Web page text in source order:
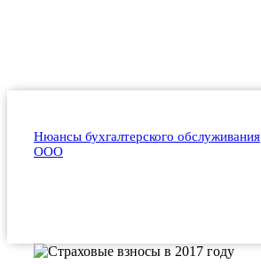
Нюансы бухгалтерского обслуживания
ООО